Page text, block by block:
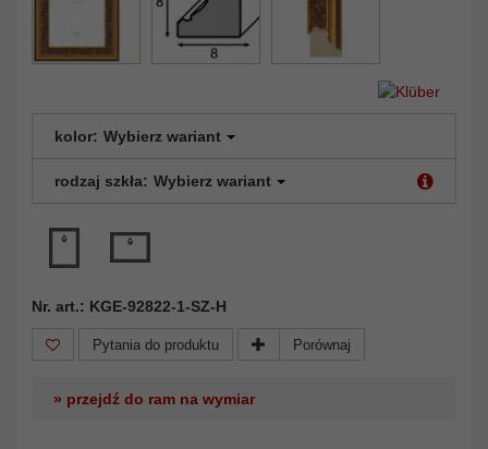
kolor: Wybierz wariant
rodzaj szkła: Wybierz wariant
Nr. art.: KGE-92822-1-SZ-H
Pytania do produktu Porównaj
» przejdź do ram na wymiar